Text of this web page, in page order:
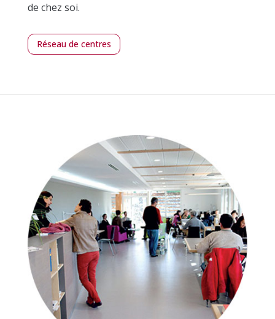
de chez soi.
Réseau de centres